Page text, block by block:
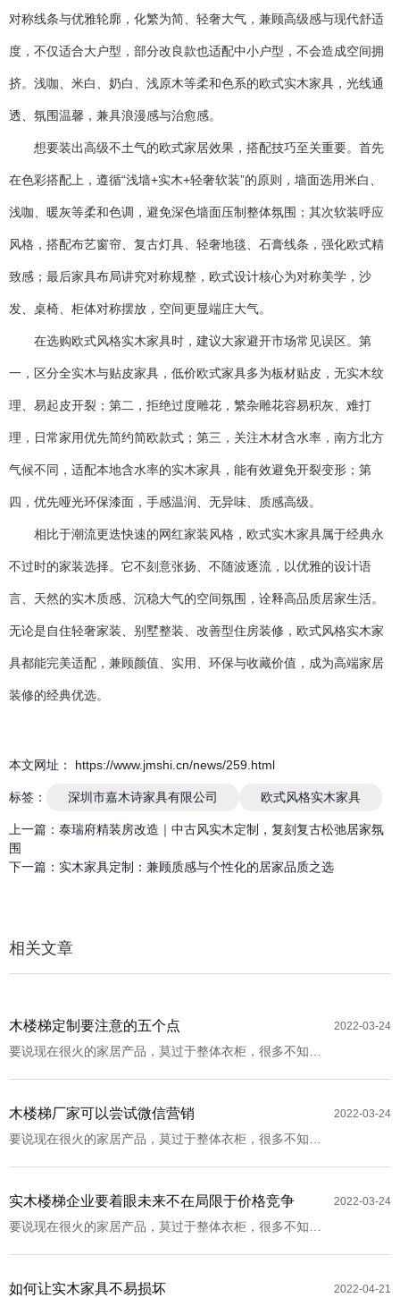
对称线条与优雅轮廓，化繁为简、轻奢大气，兼顾高级感与现代舒适
度，不仅适合大户型，部分改良款也适配中小户型，不会造成空间拥
挤。浅咖、米白、奶白、浅原木等柔和色系的欧式实木家具，光线通
透、氛围温馨，兼具浪漫感与治愈感。
想要装出高级不土气的欧式家居效果，搭配技巧至关重要。首先
在色彩搭配上，遵循“浅墙+实木+轻奢软装”的原则，墙面选用米白、
浅咖、暖灰等柔和色调，避免深色墙面压制整体氛围；其次软装呼应
风格，搭配布艺窗帘、复古灯具、轻奢地毯、石膏线条，强化欧式精
致感；最后家具布局讲究对称规整，欧式设计核心为对称美学，沙
发、桌椅、柜体对称摆放，空间更显端庄大气。
在选购欧式风格实木家具时，建议大家避开市场常见误区。第
一，区分全实木与贴皮家具，低价欧式家具多为板材贴皮，无实木纹
理、易起皮开裂；第二，拒绝过度雕花，繁杂雕花容易积灰、难打
理，日常家用优先简约简欧款式；第三，关注木材含水率，南方北方
气候不同，适配本地含水率的实木家具，能有效避免开裂变形；第
四，优先哑光环保漆面，手感温润、无异味、质感高级。
相比于潮流更迭快速的网红家装风格，欧式实木家具属于经典永
不过时的家装选择。它不刻意张扬、不随波逐流，以优雅的设计语
言、天然的实木质感、沉稳大气的空间氛围，诠释高品质居家生活。
无论是自住轻奢家装、别墅整装、改善型住房装修，欧式风格实木家
具都能完美适配，兼顾颜值、实用、环保与收藏价值，成为高端家居
装修的经典优选。
本文网址： https://www.jmshi.cn/news/259.html
标签： 深圳市嘉木诗家具有限公司 欧式风格实木家具
上一篇： 泰瑞府精装房改造｜中古风实木定制，复刻复古松弛居家氛
围
下一篇： 实木家具定制：兼顾质感与个性化的居家品质之选
相关文章
2022-03-24
木楼梯定制要注意的五个点
要说现在很火的家居产品，莫过于整体衣柜，很多不知情
2022-03-24
木楼梯厂家可以尝试微信营销
要说现在很火的家居产品，莫过于整体衣柜，很多不知情
2022-03-24
实木楼梯企业要着眼未来不在局限于价格竞争
要说现在很火的家居产品，莫过于整体衣柜，很多不知情
2022-04-21
如何让实木家具不易损坏